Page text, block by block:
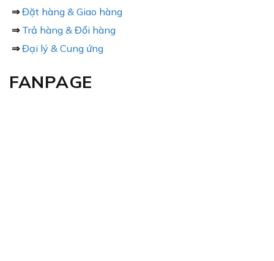
⇒ Đặt hàng & Giao hàng
⇒ Trả hàng & Đổi hàng
⇒ Đại lý & Cung ứng
FANPAGE